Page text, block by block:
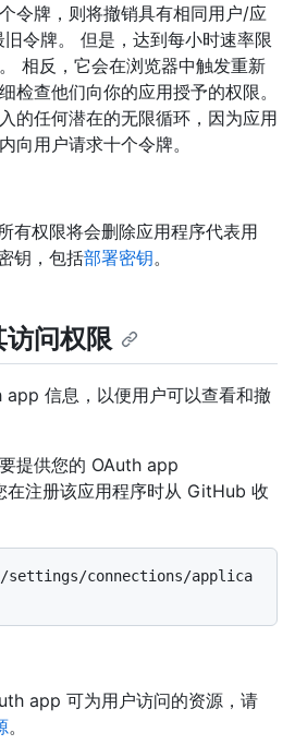
令牌，则将撤销具有相同用户/应
令牌。 但是，达到每小时速率限
相反，它会在浏览器中触发重新
检查他们向你的应用授予的权限。
的任何潜在的无限循环，因为应用
向用户请求十个令牌。
有权限将会删除应用程序代表用
钥，包括部署密钥。
问权限
信息，以便用户可以查看和撤
提供您的 OAuth app
在注册该应用程序时从 GitHub 收
settings/connections/applica
app 可为用户访问的资源，请
。